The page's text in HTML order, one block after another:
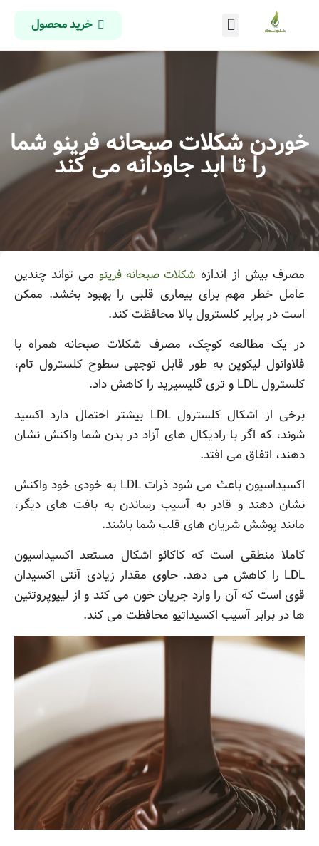
خرید محصول
خوردن شکلات صبحانه فرینو شما
را تا ابد جاودانه می کند
مصرف بیش از اندازه شکلات صبحانه فرینو می تواند چندین
عامل خطر مهم برای بیماری قلبی را بهبود بخشد. ممکن
است در برابر کلسترول بالا محافظت کند.
در یک مطالعه کوچک، مصرف شکلات صبحانه همراه با
فلاوانول لیکوپن به طور قابل توجهی سطوح کلسترول تام،
کلسترول LDL و تری گلیسیرید را کاهش داد.
برخی از اشکال کلسترول LDL بیشتر احتمال دارد اکسید
شوند، که اگر با رادیکال های آزاد در بدن شما واکنش نشان
دهند، اتفاق می افتد.
اکسیداسیون باعث می شود ذرات LDL به خودی خود واکنش
نشان دهند و قادر به آسیب رساندن به بافت های دیگر،
مانند پوشش شریان های قلب شما باشند.
کاملا منطقی است که کاکائو اشکال مستعد اکسیداسیون
LDL را کاهش می دهد. حاوی مقدار زیادی آنتی اکسیدان
قوی است که آن را وارد جریان خون می کند و از لیپوپروتئین
ها در برابر آسیب اکسیداتیو محافظت می کند.